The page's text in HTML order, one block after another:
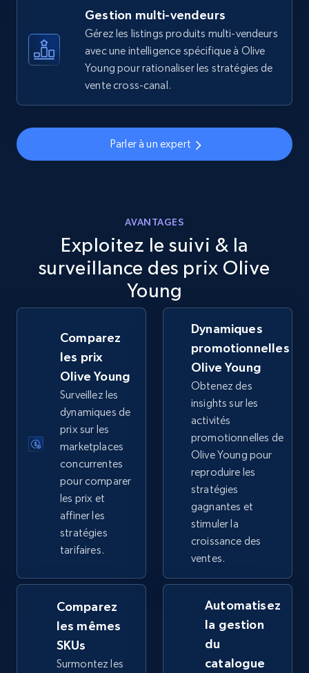
5.6K+ 875+ Commencer
875+
URL, Title, Available, Description, Currency, Initial
price, Final price, Discount percent, and more.
5.4K+ Commencer
TikTok Shop - category
URL, Title, Available, Description, Currency, Initial
price, Final price, Discount percent, and more.
5.4K+ Commencer
TikTok Shop - Collect TikTok shop products
URL, Title, Available, Description, Currency, Initial
price, Final price, Discount percent, and more.
5.4K+ 667+ Commencer
Gestion multi-vendeurs
Gérez les listings produits multi-vendeurs
avec une intelligence spécifique à Olive
Young pour rationaliser les stratégies de
vente cross-canal.
Parler à un expert
AVANTAGES
Exploitez le suivi & la
surveillance des prix Olive
Young
Comparez
les prix
Olive Young
Surveillez les
dynamiques de
prix sur les
marketplaces
concurrentes
pour comparer
les prix et
affiner les
stratégies
tarifaires.
Dynamiques
promotionnelles
Olive Young
Obtenez des
insights sur les
activités
promotionnelles de
Olive Young pour
reproduire les
stratégies
gagnantes et
stimuler la
croissance des
ventes.
Comparez
les mêmes
SKUs
Surmontez les
Automatisez
la gestion
du
catalogue